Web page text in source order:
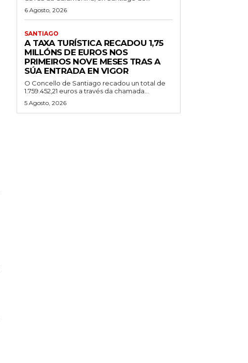
6 Agosto, 2026
SANTIAGO
A TAXA TURÍSTICA RECADOU 1,75
MILLÓNS DE EUROS NOS
PRIMEIROS NOVE MESES TRAS A
SÚA ENTRADA EN VIGOR
O Concello de Santiago recadou un total de
1.759.452,21 euros a través da chamada...
5 Agosto, 2026